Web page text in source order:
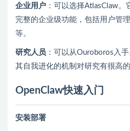
企业用户 ：可以选择AtlasClaw
完整的企业级功能，包括用户管
等。
研究人员 ：可以从Ouroboros入
其自我进化的机制对研究有很高的
OpenClaw快速入门
安装部署